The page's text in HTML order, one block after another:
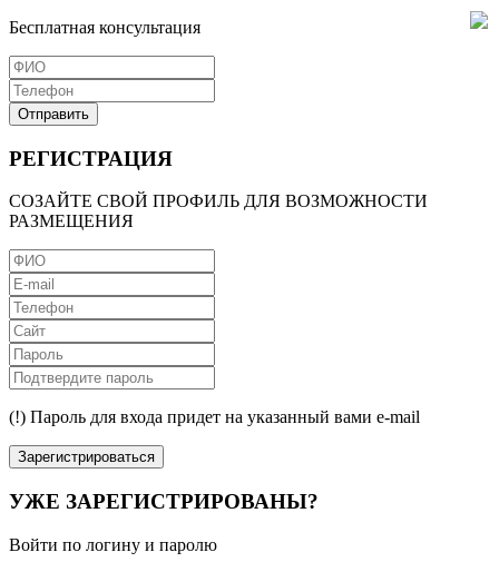
Бесплатная консультация
Отправить
РЕГИСТРАЦИЯ
СОЗАЙТЕ СВОЙ ПРОФИЛЬ ДЛЯ ВОЗМОЖНОСТИ
РАЗМЕЩЕНИЯ
(!) Пароль для входа придет на указанный вами e-mail
Зарегистрироваться
УЖЕ ЗАРЕГИСТРИРОВАНЫ?
Войти по логину и паролю